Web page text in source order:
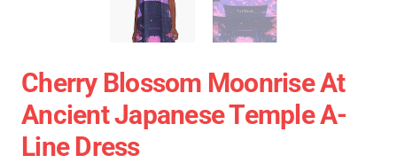
Cherry Blossom Moonrise At
Ancient Japanese Temple A-
Line Dress